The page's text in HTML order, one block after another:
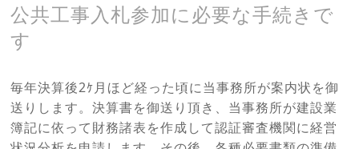
公共工事入札参加に必要な手続きで
す
毎年決算後2ｹ月ほど経った頃に当事務所が案内状を御
送りします。決算書を御送り頂き、当事務所が建設業
簿記に依って財務諸表を作成して認証審査機関に経営